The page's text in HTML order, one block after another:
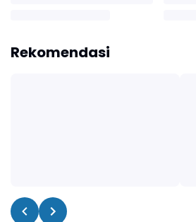
Rekomendasi